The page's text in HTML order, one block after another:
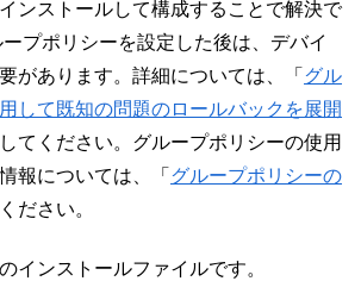
ンストールして構成することで解決で
プポリシーを設定した後は、デバイ
があります。詳細については、「 グル
して既知の問題のロールバックを展開
てください。グループポリシーの使用
報については、「 グループポリシーの
ださい。
インストールファイルです。